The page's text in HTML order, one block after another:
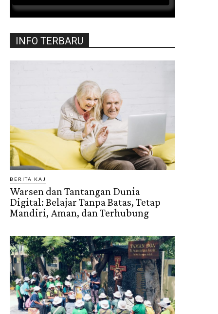
INFO TERBARU
BERITA KAJ
Warsen dan Tantangan Dunia
Digital: Belajar Tanpa Batas, Tetap
Mandiri, Aman, dan Terhubung